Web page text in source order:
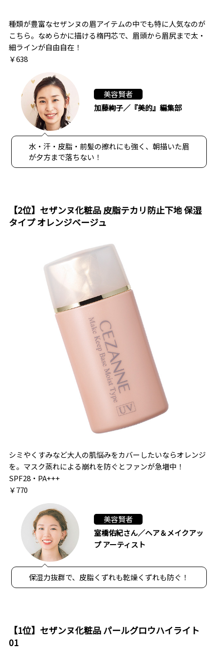
種類が豊富なセザンヌの眉アイテムの中でも特に人気なのが
こちら。なめらかに描ける楕円芯で、眉頭から眉尻まで太・
細ラインが自由自在！
￥638
美容賢者
加藤絢子／『美的』編集部
水・汗・皮脂・前髪の擦れにも強く、朝描いた眉
が夕方まで落ちない！
【2位】セザンヌ化粧品 皮脂テカリ防止下地 保湿
タイプ オレンジベージュ
シミやくすみなど大人の肌悩みをカバーしたいならオレンジ
を。マスク蒸れによる崩れを防ぐとファンが急増中！
SPF28・PA+++
￥770
美容賢者
室橋佑紀さん／ヘア＆メイクアッ
プ アーティスト
保湿力抜群で、皮脂くずれも乾燥くずれも防ぐ！
【1位】セザンヌ化粧品 パールグロウハイライト
01